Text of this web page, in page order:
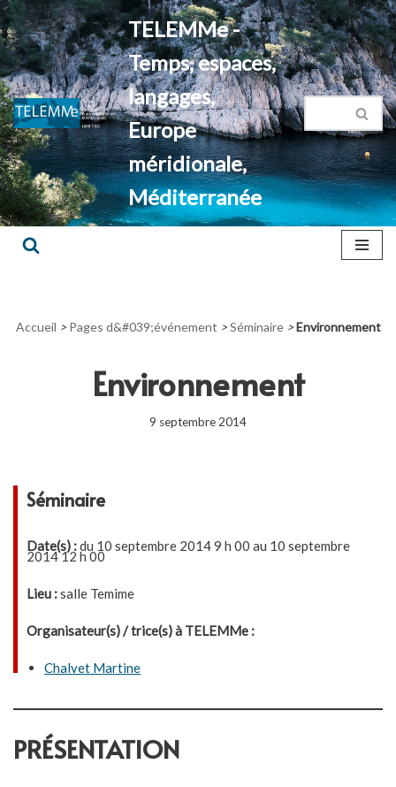
Aller
au
contenu
TELEMMe -
Temps, espaces,
langages,
Europe
méridionale,
Méditerranée
Accueil > Pages d&#039;événement > Séminaire > Environnement
Environnement
9 septembre 2014
Séminaire
Date(s) :du 10 septembre 2014 9 h 00 au 10 septembre
2014 12 h 00
Lieu :salle Temime
Organisateur(s) / trice(s) à TELEMMe :
Chalvet Martine
PRÉSENTATION